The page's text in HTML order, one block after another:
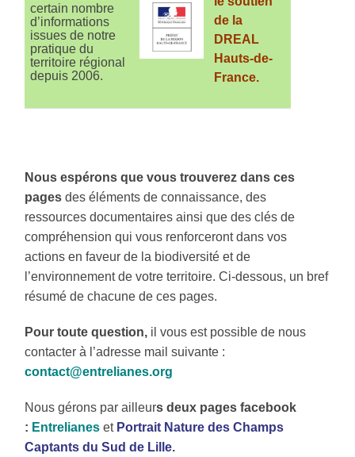
certain nombre
d’informations
issues de notre
pratique du
territoire régional
depuis 2006.
de la
DREAL
Hauts-de-
France.
Nous espérons que vous trouverez dans ces
pages des éléments de connaissance, des
ressources documentaires ainsi que des clés de
compréhension qui vous renforceront dans vos
actions en faveur de la biodiversité et de
l’environnement de votre territoire. Ci-dessous, un bref
résumé de chacune de ces pages.
Pour toute question, il vous est possible de nous
contacter à l’adresse mail suivante :
contact@entrelianes.org
Nous gérons par ailleurs deux pages facebook
: Entrelianes et Portrait Nature des Champs
Captants du Sud de Lille.